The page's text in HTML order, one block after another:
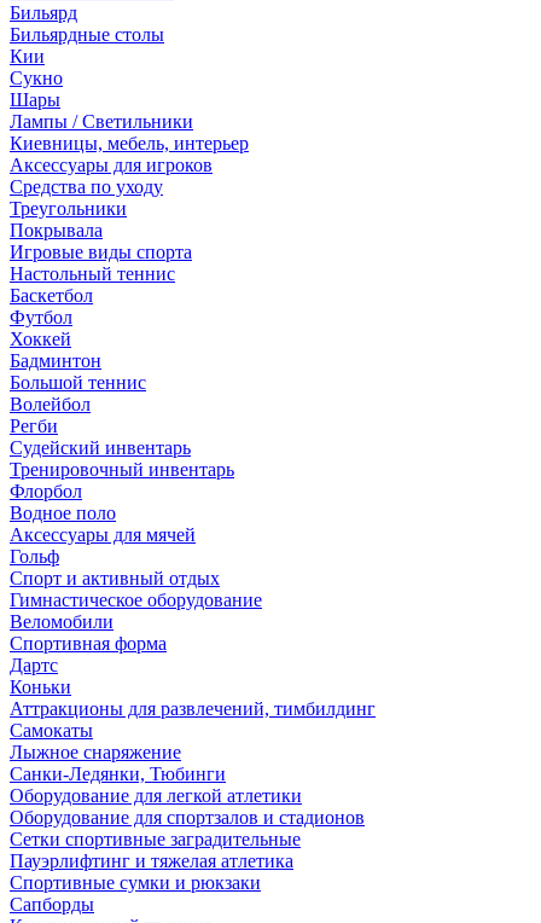
Бильярд
Бильярдные столы
Кии
Сукно
Шары
Лампы / Светильники
Киевницы, мебель, интерьер
Аксессуары для игроков
Средства по уходу
Треугольники
Покрывала
Игровые виды спорта
Настольный теннис
Баскетбол
Футбол
Хоккей
Бадминтон
Большой теннис
Волейбол
Регби
Судейский инвентарь
Тренировочный инвентарь
Флорбол
Водное поло
Аксессуары для мячей
Гольф
Спорт и активный отдых
Гимнастическое оборудование
Веломобили
Спортивная форма
Дартс
Коньки
Аттракционы для развлечений, тимбилдинг
Самокаты
Лыжное снаряжение
Санки-Ледянки, Тюбинги
Оборудование для легкой атлетики
Оборудование для спортзалов и стадионов
Сетки спортивные заградительные
Пауэрлифтинг и тяжелая атлетика
Спортивные сумки и рюкзаки
Сапборды